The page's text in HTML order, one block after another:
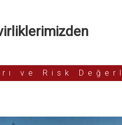
ve Risk